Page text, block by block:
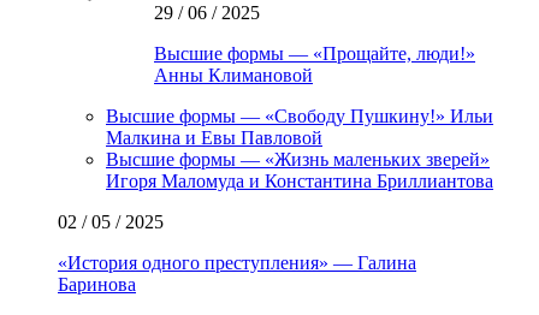
29 / 06 / 2025
Высшие формы — «Прощайте, люди!»
Анны Климановой
Высшие формы — «Свободу Пушкину!» Ильи
Малкина и Евы Павловой
Высшие формы — «Жизнь маленьких зверей»
Игоря Маломуда и Константина Бриллиантова
02 / 05 / 2025
«История одного преступления» — Галина
Баринова